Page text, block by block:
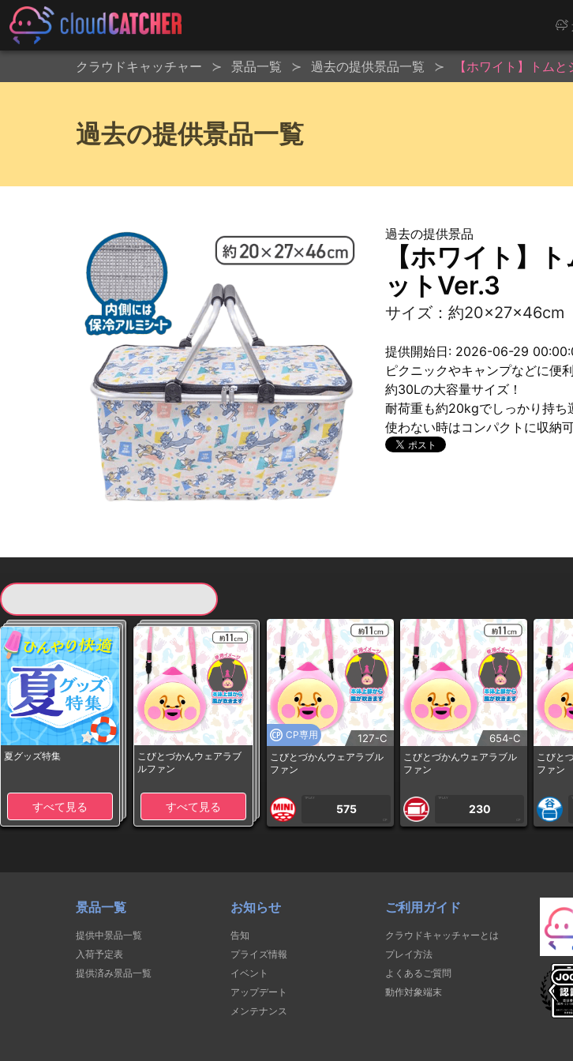
クラウドキャッチャー 景品一覧 過去の提供景品一覧 【ホワイト】トム
過去の提供景品一覧
過去の提供景品
【ホワイト】
ットVer.3
サイズ：約20×27×46cm
提供開始日: 2026-06-29
ピクニックやキャンプなどに便
約30Lの大容量サイズ！
耐荷重も約20kgでしっかり持ち
使わない時はコンパクトに収納可
夏グッズ特集
すべて見る
こびとづかんウェアラブ
ルファン
すべて見る
CP専用 127-C
こびとづかんウェアラブル
ファン
1PLAY
575
CP
654-C
こびとづかんウェアラブル
ファン
1PLAY
230
CP
こびと
ファン
景品一覧
提供中景品一覧
入荷予定表
提供済み景品一覧
お知らせ
告知
プライズ情報
イベント
アップデート
メンテナンス
ご利用ガイド
クラウドキャッチャーとは
プレイ方法
よくあるご質問
動作対象端末